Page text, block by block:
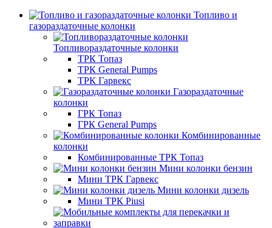
Топливо и
газораздаточные колонки
Топливораздаточные колонки
ТРК Топаз
ТРК General Pumps
ТРК Гарвекс
Газораздаточные
колонки
ГРК Топаз
ГРК General Pumps
Комбинированные
колонки
Комбинированные ТРК Топаз
Мини колонки бензин
Мини ТРК Гарвекс
Мини колонки дизель
Мини ТРК Piusi